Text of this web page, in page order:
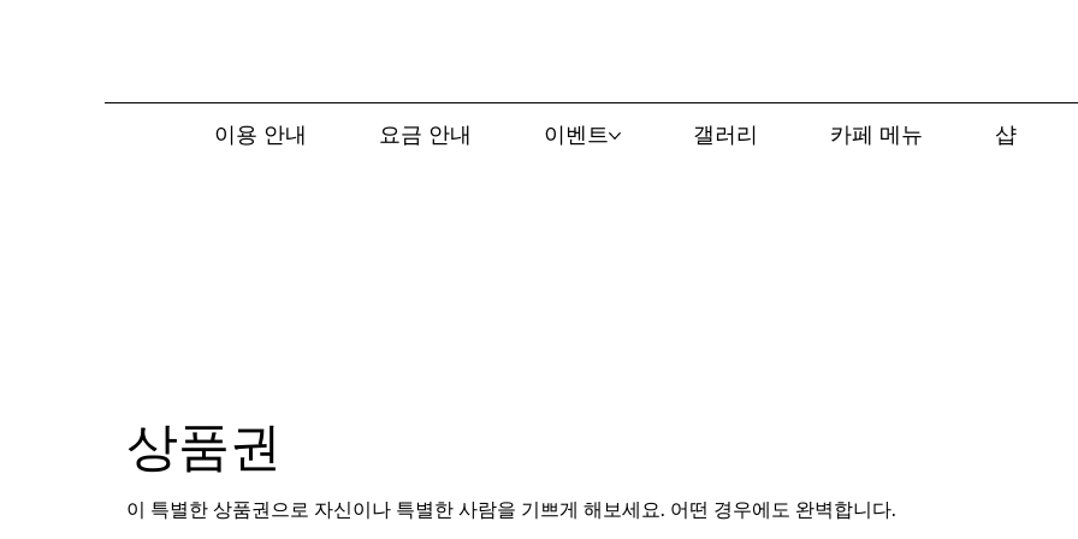
이용 안내 요금 안내 이벤트 갤러리 카페 메뉴 샵
상품권
이 특별한 상품권으로 자신이나 특별한 사람을 기쁘게 해보세요. 어떤 경우에도 완벽합니다.